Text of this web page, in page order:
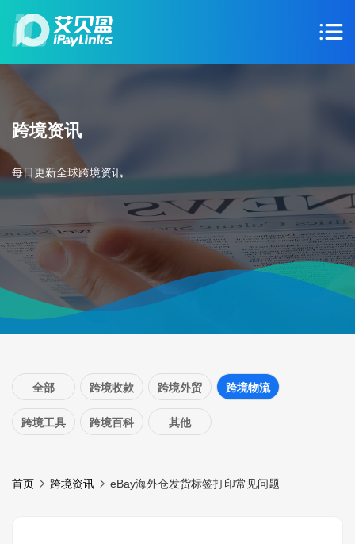
跨境资讯
每日更新全球跨境资讯
全部 跨境收款 跨境外贸 跨境物流
跨境工具 跨境百科 其他
首页 跨境资讯 eBay海外仓发货标签打印常见问题